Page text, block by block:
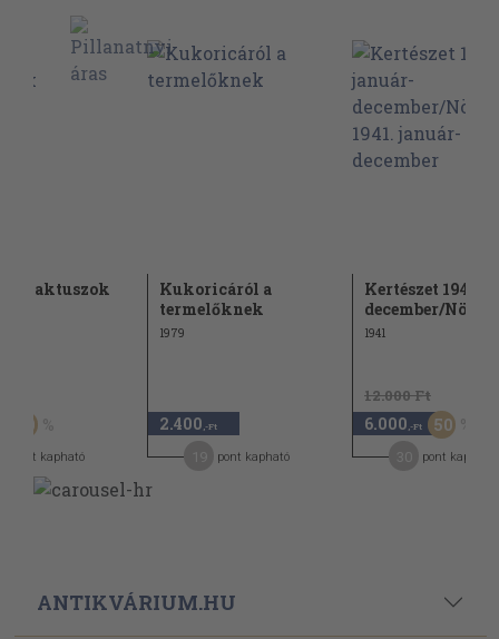
kaktuszok
50
pont kapható
Kukoricáról a
termelőknek
1979
2.400 ,-Ft
pont kapható
Kertészet 1941.
december/
1941
12.000 Ft
6.000 ,-Ft 50
pont kapható
ANTIKVÁRIUM.HU